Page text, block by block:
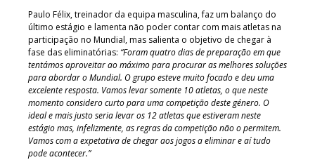
Paulo Félix, treinador da equipa masculina, faz um balanço do
último estágio e lamenta não poder contar com mais atletas na
participação no Mundial, mas salienta o objetivo de chegar à
fase das eliminatórias: “Foram quatro dias de preparação em que
tentámos aproveitar ao máximo para procurar as melhores soluções
para abordar o Mundial. O grupo esteve muito focado e deu uma
excelente resposta. Vamos levar somente 10 atletas, o que neste
momento considero curto para uma competição deste género. O
ideal e mais justo seria levar os 12 atletas que estiveram neste
estágio mas, infelizmente, as regras da competição não o permitem.
Vamos com a expetativa de chegar aos jogos a eliminar e aí tudo
pode acontecer.”